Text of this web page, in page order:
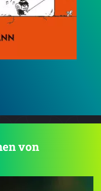
von